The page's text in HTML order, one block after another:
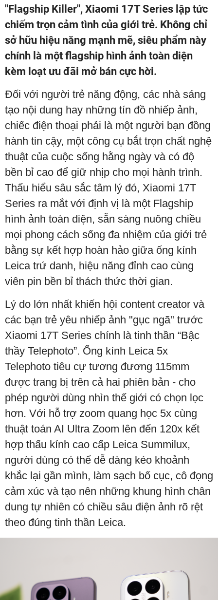
"Flagship Killer", Xiaomi 17T Series lập tức
chiếm trọn cảm tình của giới trẻ. Không chỉ
sở hữu hiệu năng mạnh mẽ, siêu phẩm này
chính là một flagship hình ảnh toàn diện
kèm loạt ưu đãi mở bán cực hời.
Đối với người trẻ năng động, các nhà sáng
tạo nội dung hay những tín đồ nhiếp ảnh,
chiếc điện thoại phải là một người bạn đồng
hành tin cậy, một công cụ bắt trọn chất nghệ
thuật của cuộc sống hằng ngày và có độ
bền bỉ cao để giữ nhịp cho mọi hành trình.
Thấu hiểu sâu sắc tâm lý đó, Xiaomi 17T
Series ra mắt với định vị là một Flagship
hình ảnh toàn diện, sẵn sàng nuông chiều
mọi phong cách sống đa nhiệm của giới trẻ
bằng sự kết hợp hoàn hảo giữa ống kính
Leica trứ danh, hiệu năng đỉnh cao cùng
viên pin bền bỉ thách thức thời gian.
Lý do lớn nhất khiến hội content creator và
các bạn trẻ yêu nhiếp ảnh "gục ngã" trước
Xiaomi 17T Series chính là tinh thần “Bậc
thầy Telephoto”. Ống kính Leica 5x
Telephoto tiêu cự tương đương 115mm
được trang bị trên cả hai phiên bản - cho
phép người dùng nhìn thế giới có chọn lọc
hơn. Với hỗ trợ zoom quang học 5x cùng
thuật toán AI Ultra Zoom lên đến 120x kết
hợp thấu kính cao cấp Leica Summilux,
người dùng có thể dễ dàng kéo khoảnh
khắc lại gần mình, làm sạch bố cục, cô đọng
cảm xúc và tạo nên những khung hình chân
dung tự nhiên có chiều sâu điện ảnh rõ rệt
theo đúng tinh thần Leica.